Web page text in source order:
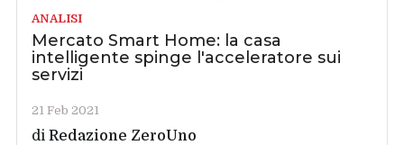
ANALISI
Mercato Smart Home: la casa
intelligente spinge l'acceleratore sui
servizi
21 Feb 2021
diRedazione ZeroUno